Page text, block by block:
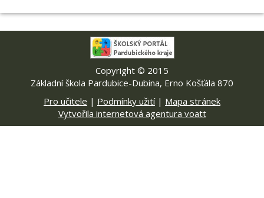
Copyright © 2015
Základní škola Pardubice-Dubina, Erno Košťála 870
Pro učitele | Podmínky užití| Mapa stránek
Vytvořila internetová agentura voatt